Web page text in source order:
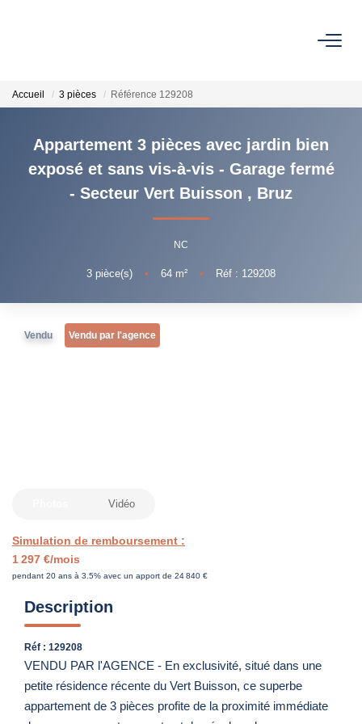
Vendus
VENDRE
L’AGENCE
Qui Sommes Nous
Nos Actualités
Nos Outils
Accueil 3 pièces Référence 129208
Appartement 3 pièces avec jardin bien
exposé et sans vis-à-vis - Garage fermé
- Secteur Vert Buisson , Bruz
NC
3 pièce(s) • 64 m² • Réf : 129208
Vendu Vendu par l'agence
Simulation de remboursement :
1 297 €/mois
pendant 20 ans à 3.5% avec un apport de 24 840 €
Vidéo
Description
Réf : 129208
VENDU PAR l'AGENCE - En exclusivité, situé dans une
petite résidence récente du Vert Buisson, ce superbe
appartement de 3 pièces profite de la proximité immédiate